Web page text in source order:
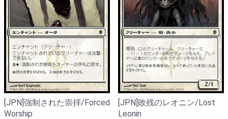
[JPN]強制された崇拝/Forced
Worship
[JPN]敗残のレオニン/Lost
Leonin